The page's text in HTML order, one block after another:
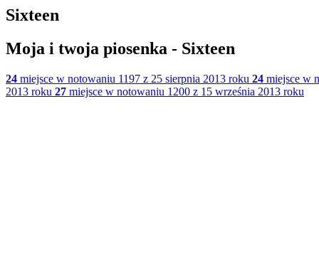
Sixteen
Moja i twoja piosenka - Sixteen
24 miejsce w notowaniu 1197 z 25 sierpnia 2013 roku 24 miejsce w
2013 roku 27 miejsce w notowaniu 1200 z 15 września 2013 roku